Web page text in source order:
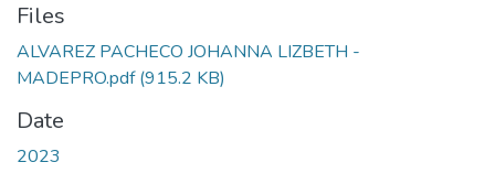
Files
ALVAREZ PACHECO JOHANNA LIZBETH -
MADEPRO.pdf(915.2 KB)
Date
2023